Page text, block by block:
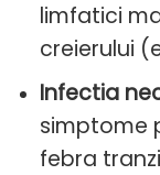
limfatici
creierului
Infectia
simptome
febra